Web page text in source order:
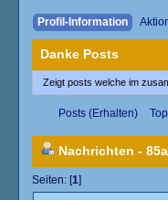
Profil-Information
Danke Posts
Zeigt posts welche im
Posts (Erhalten)
Nachrichten -
Seiten: [1]